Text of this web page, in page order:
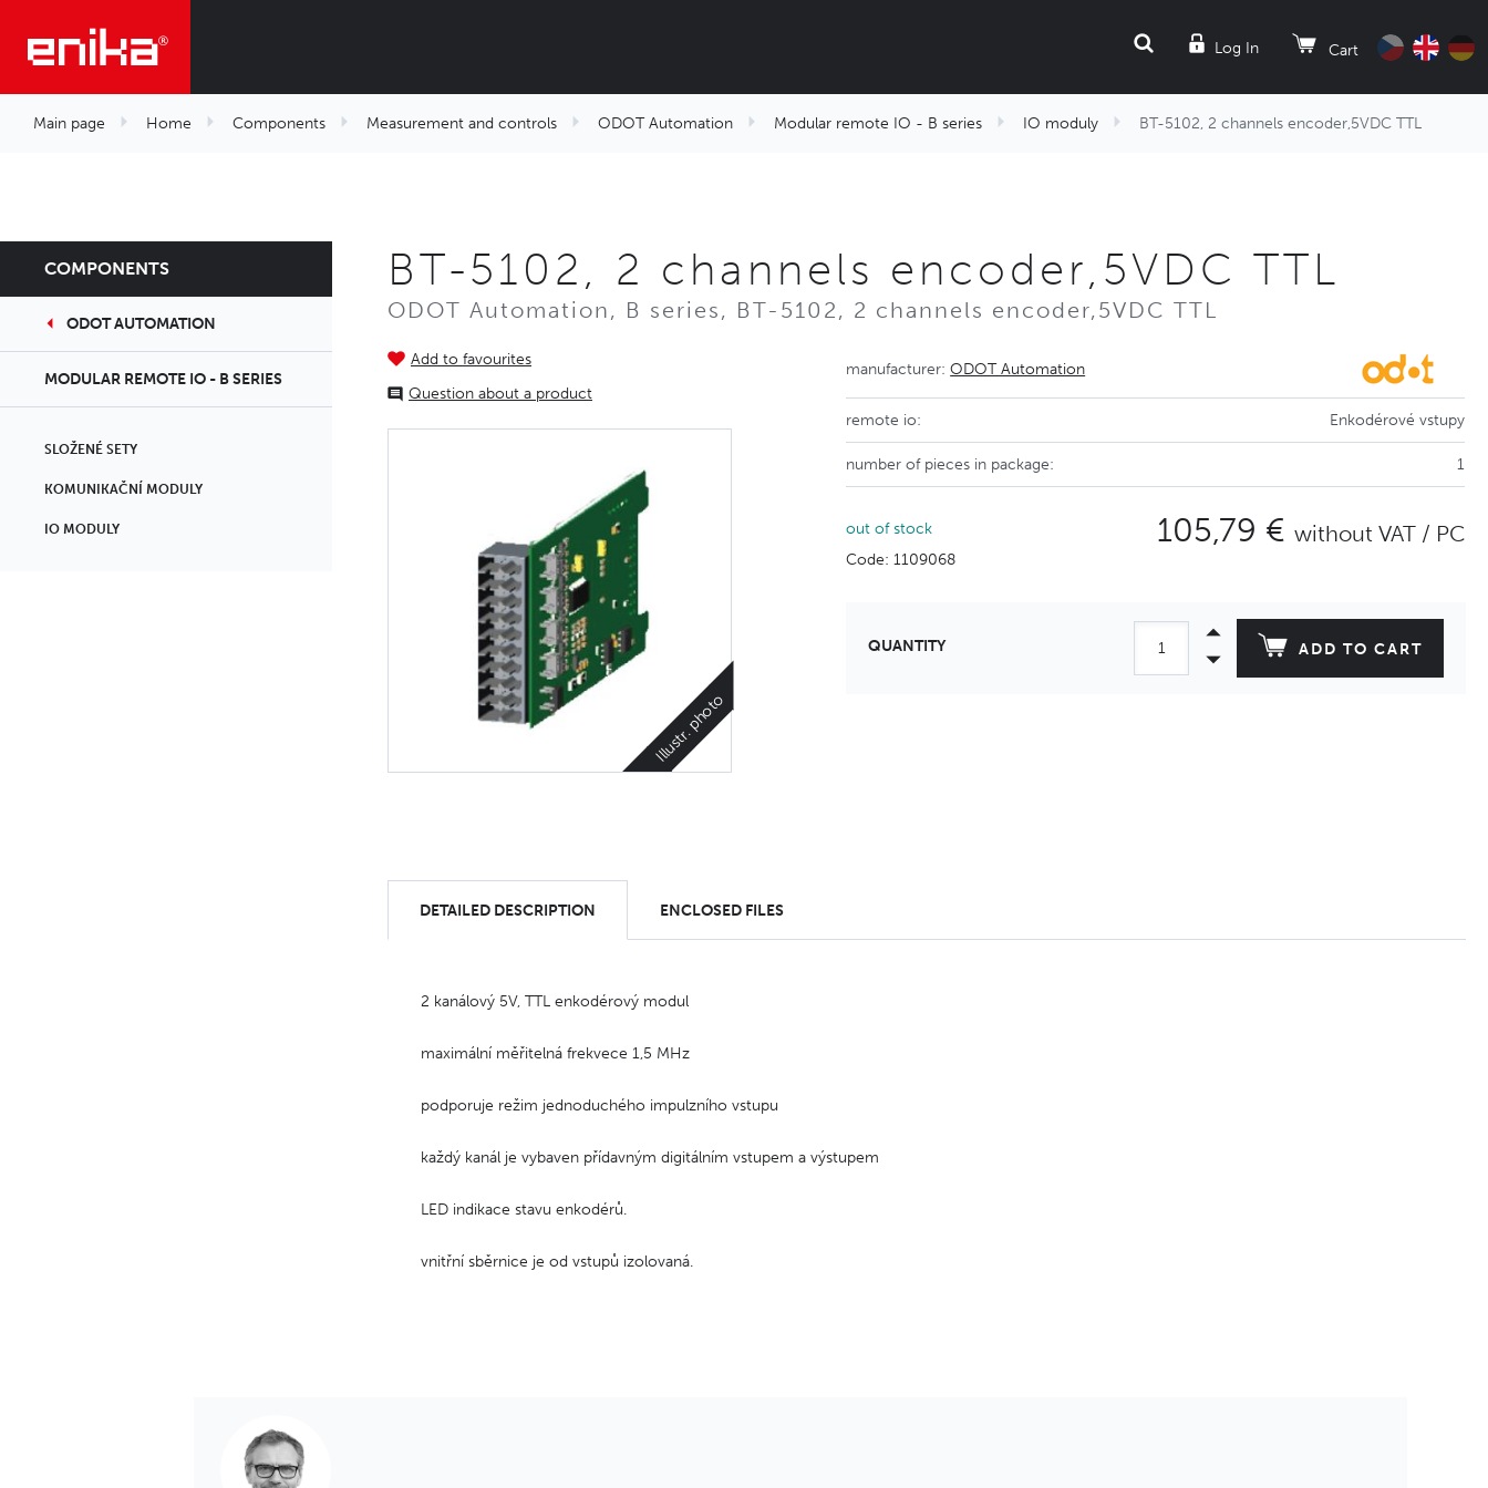
Log In Cart
SEARCH
Main page Home Components Measurement and controls ODOT Automation Modular remote IO - B series IO moduly BT-5102, 2 channels encoder,5VDC TTL
COMPONENTS
ODOT AUTOMATION
MODULAR REMOTE IO - B SERIES
SLOŽENÉ SETY
KOMUNIKAČNÍ MODULY
IO MODULY
BT-5102, 2 channels encoder,5VDC TTL
ODOT Automation, B series, BT-5102, 2 channels encoder,5VDC TTL
Add to favourites
Question about a product
Illustr. photo
manufacturer:ODOT Automation
remote io: Enkodérové vstupy
number of pieces in package: 1
out of stock
Code: 1109068
105,79 € without VAT / PC
QUANTITY ADD TO CART
DETAILED DESCRIPTION ENCLOSED FILES
2 kanálový 5V, TTL enkodérový modul
maximální měřitelná frekvece 1,5 MHz
podporuje režim jednoduchého impulzního vstupu
každý kanál je vybaven přídavným digitálním vstupem a výstupem
LED indikace stavu enkodérů.
vnitřní sběrnice je od vstupů izolovaná.